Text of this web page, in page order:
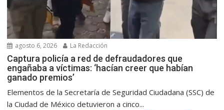
agosto 6, 2026 La Redacción
Captura policía a red de defraudadores que
engañaba a víctimas: ‘hacían creer que habían
ganado premios’
Elementos de la Secretaría de Seguridad Ciudadana (SSC) de
la Ciudad de México detuvieron a cinco...